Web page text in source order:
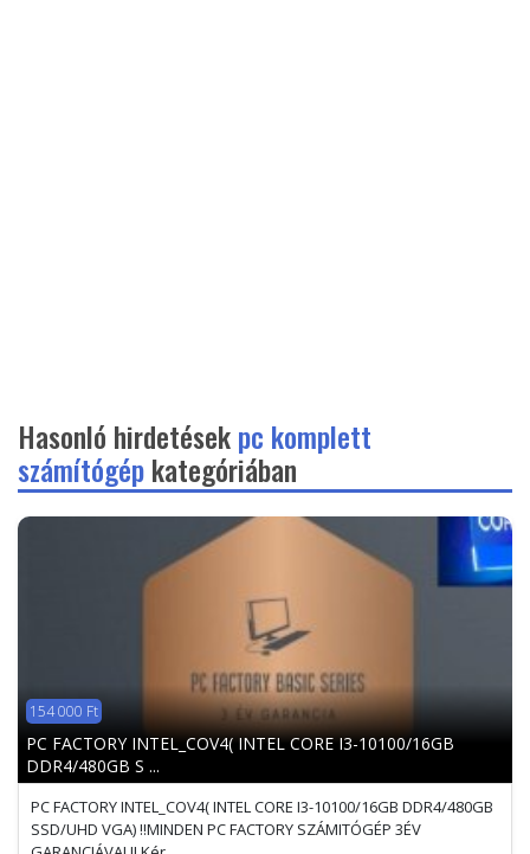
Hasonló hirdetésekpc komplett
számítógépkategóriában
154 000 Ft
PC FACTORY INTEL_COV4( INTEL CORE I3-10100/16GB
DDR4/480GB S ...
PC FACTORY INTEL_COV4( INTEL CORE I3-10100/16GB DDR4/480GB
SSD/UHD VGA) !!MINDEN PC FACTORY SZÁMITÓGÉP 3ÉV